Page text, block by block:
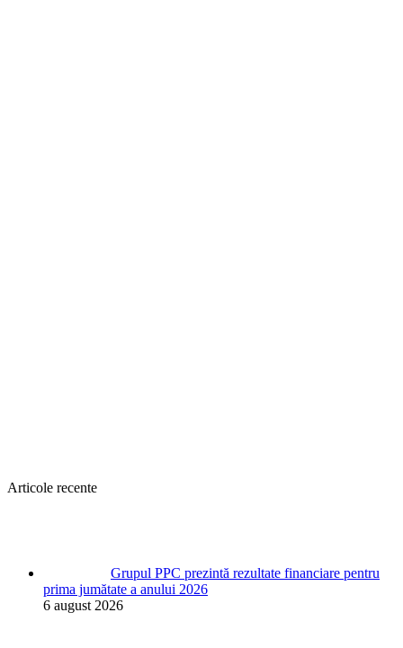
Articole recente
Grupul PPC prezintă rezultate financiare pentru
prima jumătate a anului 2026
6 august 2026